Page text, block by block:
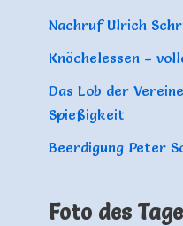
Nachruf Ulrich
Knöchelessen –
Das Lob der
Spießigkeit
Beerdigung Peter
Foto des